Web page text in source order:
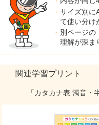
サイズ別に
て使い分け
別ページの
理解が深ま
関連学習プリント
「カタカナ表 濁音